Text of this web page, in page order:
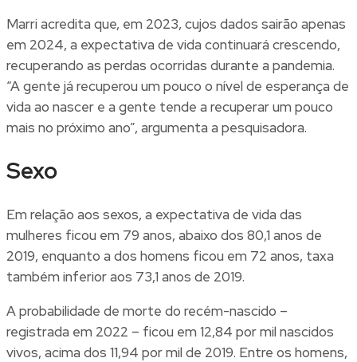
Marri acredita que, em 2023, cujos dados sairão apenas
em 2024, a expectativa de vida continuará crescendo,
recuperando as perdas ocorridas durante a pandemia.
“A gente já recuperou um pouco o nível de esperança de
vida ao nascer e a gente tende a recuperar um pouco
mais no próximo ano”, argumenta a pesquisadora.
Sexo
Em relação aos sexos, a expectativa de vida das
mulheres ficou em 79 anos, abaixo dos 80,1 anos de
2019, enquanto a dos homens ficou em 72 anos, taxa
também inferior aos 73,1 anos de 2019.
A probabilidade de morte do recém-nascido –
registrada em 2022 – ficou em 12,84 por mil nascidos
vivos, acima dos 11,94 por mil de 2019. Entre os homens,